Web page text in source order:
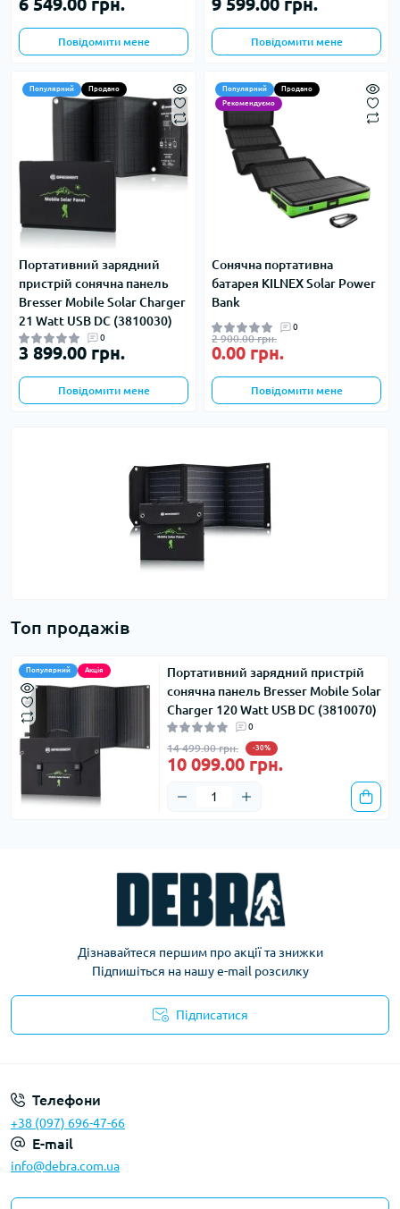
Повідомити мене Повідомити мене
Популярний Продано
Портативний зарядний
пристрій сонячна панель
Bresser Mobile Solar Charger
21 Watt USB DC (3810030)
0
3 899.00 грн.
Повідомити мене
Популярний
Продано
Рекомендуємо
Сонячна портативна
батарея KILNEX Solar Power
Bank
0
2 900.00 грн.
0.00 грн.
Повідомити мене
Топ продажів
Популярний Акція
Портативний зарядний пристрій
сонячна панель Bresser Mobile Solar
Charger 120 Watt USB DC (3810070)
0
14 499.00 грн. -30%
10 099.00 грн.
Дізнавайтеся першим про акції та знижки
Підпишіться на нашу e-mail розсилку
Підписатися
Телефони
+38 (097) 696-47-66
E-mail
info@debra.com.ua